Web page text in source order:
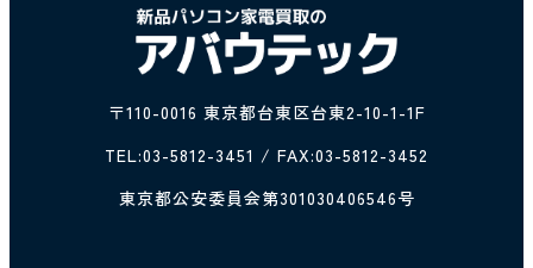
〒110-0016 東京都台東区台東2-10-1-1F
TEL:03-5812-3451 / FAX:03-5812-3452
東京都公安委員会第301030406546号